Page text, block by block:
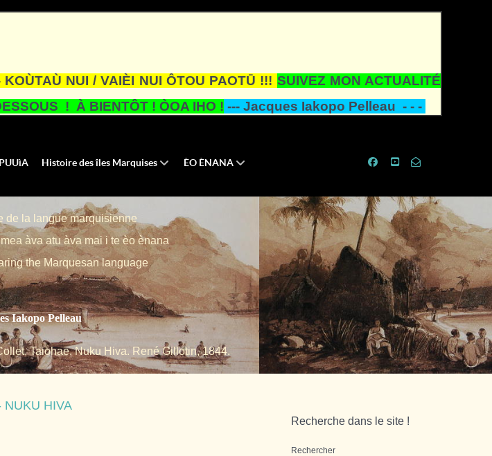
NUI / VAIÈI NUI ÔTOU PAOTŪ !!! SUIVEZ MON ACTUALITÉ
! À BIENTÔT ! ÒOA IHO ! --- Jacques Iakopo Pelleau - - -
Histoire des îles Marquises ÈO ÈNANA
de la langue marquisienne
àva atu àva mai i te èo ènana
the Marquesan language
Iakopo Pelleau
Taiohae, Nuku Hiva. René Gillotin, 1844.
NUKU HIVA
Recherche dans le site !
Rechercher